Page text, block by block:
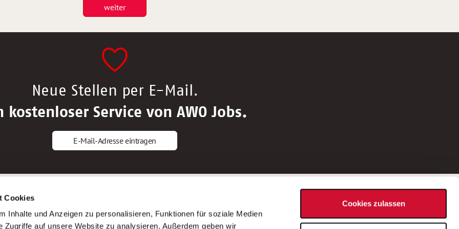
Cookies
Inhalte und Anzeigen zu personalisieren, Funktionen für soziale Medien
Zugriffe auf unsere Website zu analysieren. Außerdem geben wir
Cookies zulassen
weiter
Neue Stellen per E-Mail.
kostenloser Service von AWO Jobs.
E-Mail-Adresse eintragen
Altenpfleger*in
Krankenpfleger*in
AWO Gliederungen nach Bundesland
Stellenangebote nach Bundesländern